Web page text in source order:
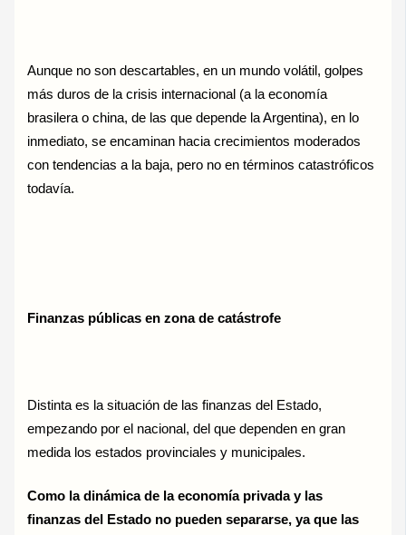
Aunque no son descartables, en un mundo volátil, golpes
más duros de la crisis internacional (a la economía
brasilera o china, de las que depende la Argentina), en lo
inmediato, se encaminan hacia crecimientos moderados
con tendencias a la baja, pero no en términos catastróficos
todavía.
Finanzas públicas en zona de catástrofe
Distinta es la situación de las finanzas del Estado,
empezando por el nacional, del que dependen en gran
medida los estados provinciales y municipales.
Como la dinámica de la economía privada y las
finanzas del Estado no pueden separarse, ya que las